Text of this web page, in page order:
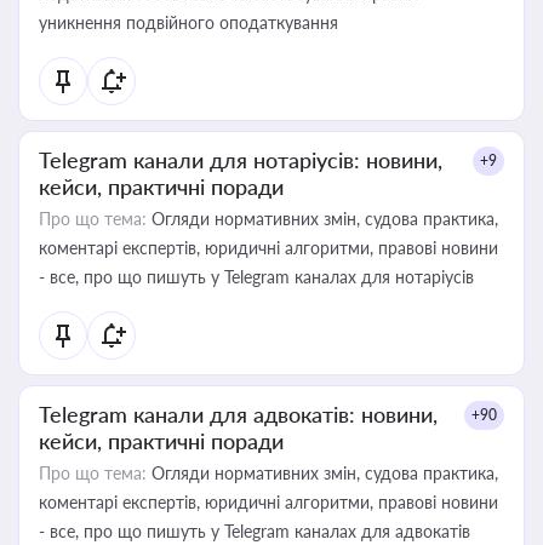
уникнення подвійного оподаткування
Telegram канали для нотаріусів: новини,
кейси, практичні поради
+9
Про що тема: Огляди нормативних змін, судова практика,
коментарі експертів, юридичні алгоритми, правові новини
- все, про що пишуть у Telegram каналах для нотаріусів
Telegram канали для адвокатів: новини,
кейси, практичні поради
+90
Про що тема: Огляди нормативних змін, судова практика,
коментарі експертів, юридичні алгоритми, правові новини
- все, про що пишуть у Telegram каналах для адвокатів